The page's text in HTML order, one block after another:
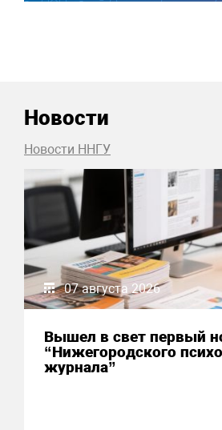
Новости
Новости ННГУ
07 августа 2026
Вышел в свет первый
“Нижегородского
журнала”